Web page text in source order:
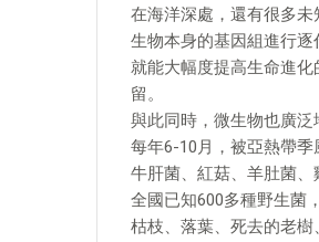
在海洋深處，還有很多
生物本身的基因組進行
就能大幅度提高生命進
留。
與此同時，微生物也廣泛
每年6-10月，被亞熱帶季
牛肝菌、紅菇、羊肚菌、
全國已知600多種野生菌
枯枝、落葉、死去的老